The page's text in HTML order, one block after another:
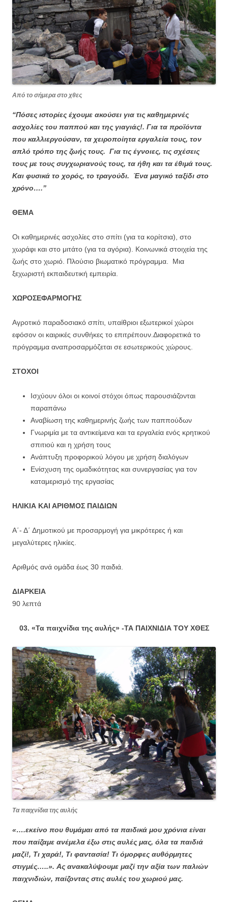
Από το σήμερα στο χθες
“Πόσες ιστορίες έχουμε ακούσει για τις καθημερινές
ασχολίες του παππού και της γιαγιάς!. Για τα προϊόντα
που καλλιεργούσαν, τα χειροποίητα εργαλεία τους, τον
απλό τρόπο της ζωής τους. Για τις έγνοιες, τις σχέσεις
τους με τους συγχωριανούς τους, τα ήθη και τα έθιμά τους.
Και φυσικά το χορός, το τραγούδι. Ένα μαγικό ταξίδι στο
χρόνο….’’
ΘΕΜΑ
Οι καθημερινές ασχολίες στο σπίτι (για τα κορίτσια), στο
χωράφι και στο μιτάτο (για τα αγόρια). Κοινωνικά στοιχεία της
ζωής στο χωριό. Πλούσιο βιωματικό πρόγραμμα. Μια
ξεχωριστή εκπαιδευτική εμπειρία.
ΧΩΡΟΣΕΦΑΡΜΟΓΗΣ
Αγροτικό παραδοσιακό σπίτι, υπαίθριοι εξωτερικοί χώροι
εφόσον οι καιρικές συνθήκες το επιτρέπουν.Διαφορετικά το
πρόγραμμα αναπροσαρμόζεται σε εσωτερικούς χώρους.
ΣΤΟΧΟΙ
Ισχύουν όλοι οι κοινοί στόχοι όπως παρουσιάζονται
παραπάνω
Αναβίωση της καθημερινής ζωής των παππούδων
Γνωριμία με τα αντικείμενα και τα εργαλεία ενός κρητικού
σπιτιού και η χρήση τους
Ανάπτυξη προφορικού λόγου με χρήση διαλόγων
Ενίσχυση της ομαδικότητας και συνεργασίας για τον
καταμερισμό της εργασίας
ΗΛΙΚΙΑ ΚΑΙ ΑΡΙΘΜΟΣ ΠΑΙΔΙΩΝ
Α΄- Δ΄ Δημοτικού με προσαρμογή για μικρότερες ή και
μεγαλύτερες ηλικίες.
Αριθμός ανά ομάδα έως 30 παιδιά.
ΔΙΑΡΚΕΙΑ
90 λεπτά
03. «Τα παιχνίδια της αυλής» -ΤΑ ΠΑΙΧΝΙΔΙΑ ΤΟΥ ΧΘΕΣ
Τα παιχνίδια της αυλής
«….εκείνο που θυμάμαι από τα παιδικά μου χρόνια είναι
που παίζαμε ανέμελα έξω στις αυλές μας, όλα τα παιδιά
μαζί!, Τι χαρά!, Τι φαντασία! Τι όμορφες αυθόρμητες
στιγμές…..». Ας ανακαλύψουμε μαζί την αξία των παλιών
παιχνιδιών, παίζοντας στις αυλές του χωριού μας.